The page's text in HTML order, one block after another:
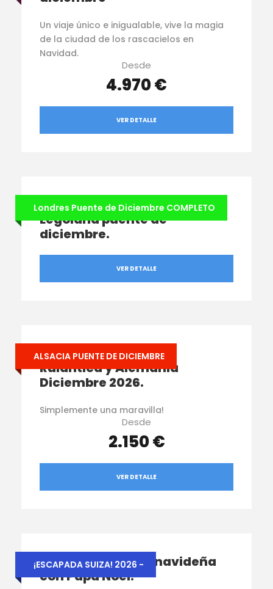
Un viaje único e inigualable, vive la magia
de la ciudad de los rascacielos en
Navidad.
Desde
4.970 €
VER DETALLE
Londres Puente de Diciembre COMPLETO
Londres con Harry Potter +
Legoland puente de
diciembre.
VER DETALLE
ALSACIA PUENTE DE DICIEMBRE
Alsacia, Europa Park,
Rulantica y Alemania
Diciembre 2026.
Simplemente una maravilla!
Desde
2.150 €
VER DETALLE
¡ESCAPADA SUIZA! 2026 -
Suiza – Escapada navideña
con Papá Noel.